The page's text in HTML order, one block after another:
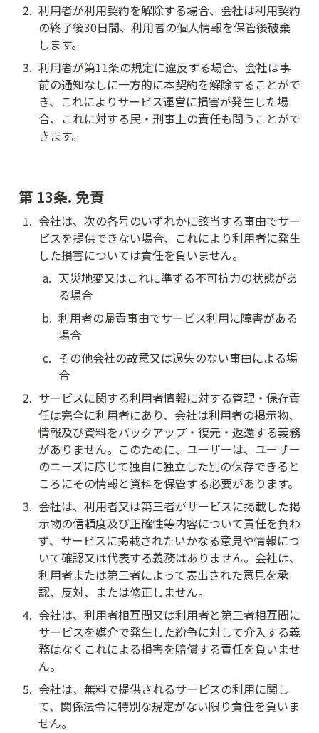
2. 利用者が利用契約を解除する場合、会社は利用契約
の終了後30日間、利用者の個人情報を保管後破棄
します。
3. 利用者が第11条の規定に違反する場合、会社は事
前の通知なしに一方的に本契約を解除することがで
き、これによりサービス運営に損害が発生した場
合、これに対する民・刑事上の責任も問うことがで
きます。
第 13条. 免責
1. 会社は、次の各号のいずれかに該当する事由でサー
ビスを提供できない場合、これにより利用者に発生
した損害については責任を負いません。
a. 天災地変又はこれに準ずる不可抗力の状態があ
る場合
b. 利用者の帰責事由でサービス利用に障害がある
場合
c. その他会社の故意又は過失のない事由による場
合
2. サービスに関する利用者情報に対する管理・保存責
任は完全に利用者にあり、会社は利用者の掲示物、
情報及び資料をバックアップ・復元・返還する義務
がありません。このために、ユーザーは、ユーザー
のニーズに応じて独自に独立した別の保存できると
ころにその情報と資料を保管する必要があります。
3. 会社は、利用者又は第三者がサービスに掲載した掲
示物の信頼度及び正確性等内容について責任を負わ
ず、サービスに掲載されたいかなる意見や情報につ
いて確認又は代表する義務はありません。会社は、
利用者または第三者によって表出された意見を承
認、反対、または修正しません。
4. 会社は、利用者相互間又は利用者と第三者相互間に
サービスを媒介で発生した紛争に対して介入する義
務はなくこれによる損害を賠償する責任を負いませ
ん。
5. 会社は、無料で提供されるサービスの利用に関し
て、関係法令に特別な規定がない限り責任を負いま
せん。